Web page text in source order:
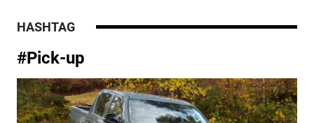
HASHTAG
#Pick-up